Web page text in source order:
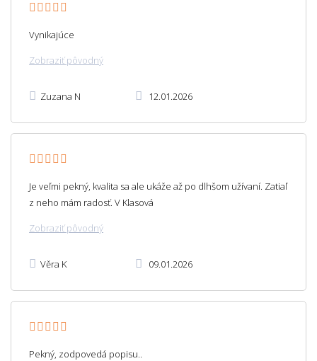
Vynikajúce
Zobraziť pôvodný
Zuzana N 12.01.2026
Je veľmi pekný, kvalita sa ale ukáže až po dlhšom užívaní. Zatiaľ
z neho mám radosť. V Klasová
Zobraziť pôvodný
Věra K 09.01.2026
Pekný, zodpovedá popisu..